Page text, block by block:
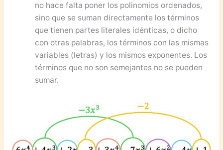
no hace falta poner los polinomios ordenados,
sino que se suman directamente los términos
que tienen partes literales idénticas, o dicho
con otras palabras, los términos con las mismas
variables (letras) y los mismos exponentes. Los
términos que no son semejantes no se pueden
sumar.